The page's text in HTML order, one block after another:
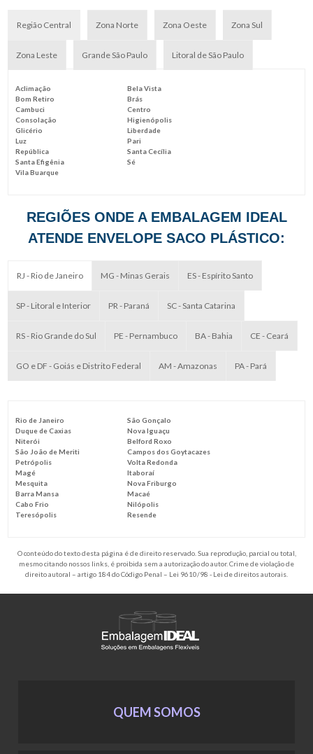
Região Central Zona Norte Zona Oeste Zona Sul
Zona Leste Grande São Paulo Litoral de São Paulo
Aclimação
Bela Vista
Bom Retiro
Brás
Cambuci
Centro
Consolação
Higienópolis
Glicério
Liberdade
Luz
Pari
República
Santa Cecília
Santa Efigênia
Sé
Vila Buarque
REGIÕES ONDE A EMBALAGEM IDEAL
ATENDE ENVELOPE SACO PLÁSTICO:
RJ - Rio de Janeiro MG - Minas Gerais ES - Espírito Santo
SP - Litoral e Interior PR - Paraná SC - Santa Catarina
RS - Rio Grande do Sul PE - Pernambuco BA - Bahia CE - Ceará
GO e DF - Goiás e Distrito Federal AM - Amazonas PA - Pará
Rio de Janeiro
São Gonçalo
Duque de Caxias
Nova Iguaçu
Niterói
Belford Roxo
São João de Meriti
Campos dos Goytacazes
Petrópolis
Volta Redonda
Magé
Itaboraí
Mesquita
Nova Friburgo
Barra Mansa
Macaé
Cabo Frio
Nilópolis
Teresópolis
Resende
O conteúdo do texto desta página é de direito reservado. Sua reprodução, parcial ou total,
mesmo citando nossos links, é proibida sem a autorização do autor. Crime de violação de
direito autoral – artigo 184 do Código Penal – Lei 9610/98 - Lei de direitos autorais
QUEM SOMOS